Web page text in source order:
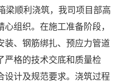
梁顺利浇筑，我司项目部高
组织。在施工准备阶段，
装、钢筋绑扎、预应力管道
严格的技术交底和质量检
设计及规范要求。浇筑过程